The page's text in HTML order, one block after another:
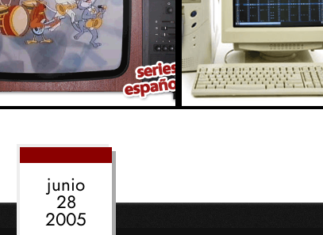
junio
28
2005